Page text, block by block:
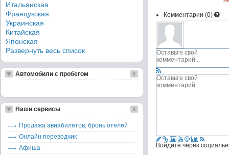
Комментарии (0)
Войдите через
Итальянская
Французская
Украинская
Китайская
Японская
Развернуть весь список
Автомобили с пробегом
Наши сервисы
Продажа авиабилетов, бронь отелей
Онлайн переводчик
Афиша